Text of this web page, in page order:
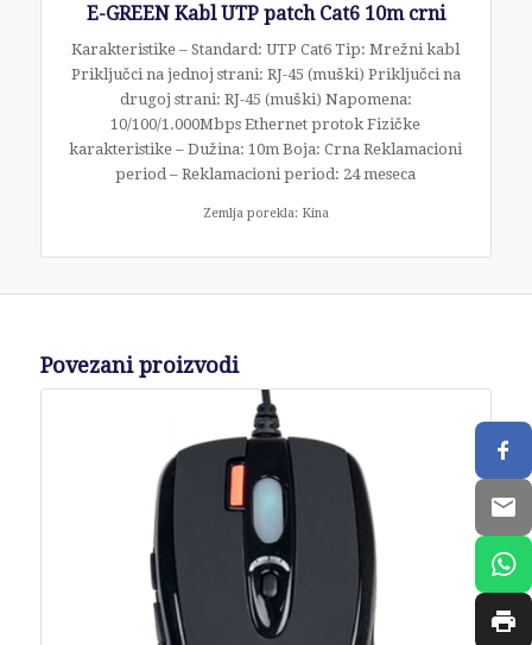
E-GREEN Kabl UTP patch Cat6 10m crni
Karakteristike – Standard: UTP Cat6 Tip: Mrežni kabl
Priključci na jednoj strani: RJ-45 (muški) Priključci na
drugoj strani: RJ-45 (muški) Napomena:
10/100/1.000Mbps Ethernet protok Fizičke
karakteristike – Dužina: 10m Boja: Crna Reklamacioni
period – Reklamacioni period: 24 meseca
Zemlja porekla: Kina
Povezani proizvodi